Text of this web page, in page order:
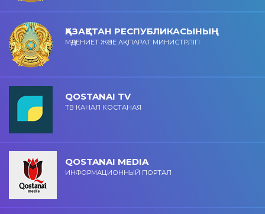
ҚАЗАҚСТАН РЕСПУБЛИКАСЫНЫҢ
МӘДЕНИЕТ ЖӘНЕ АҚПАРАТ МИНИСТРЛІГІ
QOSTANAI TV
ТВ КАНАЛ КОСТАНАЯ
QOSTANAI MEDIA
ИНФОРМАЦИОННЫЙ ПОРТАЛ